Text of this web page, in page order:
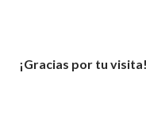
¡Gracias por tu